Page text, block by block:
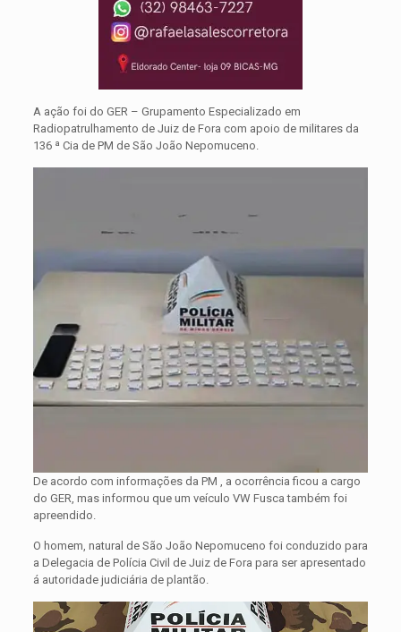
A ação foi do GER – Grupamento Especializado em
Radiopatrulhamento de Juiz de Fora com apoio de militares da
136 ª Cia de PM de São João Nepomuceno.
De acordo com informações da PM , a ocorrência ficou a cargo
do GER, mas informou que um veículo VW Fusca também foi
apreendido.
O homem, natural de São João Nepomuceno foi conduzido para
a Delegacia de Polícia Civil de Juiz de Fora para ser apresentado
á autoridade judiciária de plantão.